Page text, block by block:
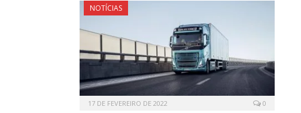
NOTÍCIAS
17 DE FEVEREIRO DE 2022 0